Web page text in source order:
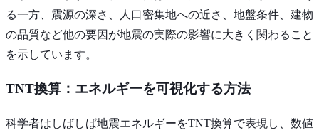
る一方、震源の深さ、人口密集地への近さ、地盤条件、建物
の品質など他の要因が地震の実際の影響に大きく関わること
を示しています。
TNT換算：エネルギーを可視化する方法
科学者はしばしば地震エネルギーをTNT換算で表現し、数値